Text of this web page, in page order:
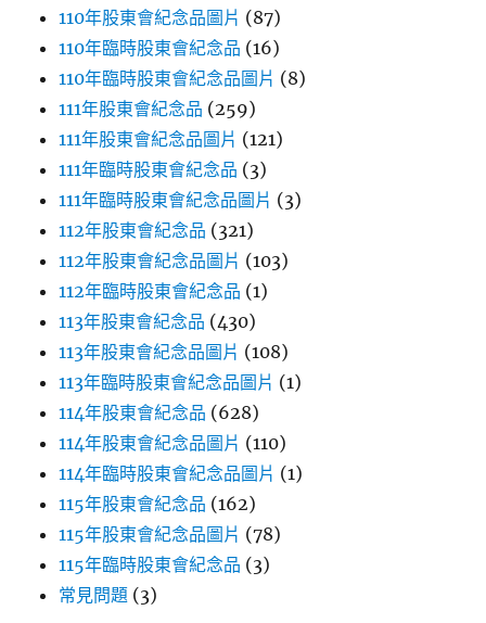
110年股東會紀念品圖片 (87)
110年臨時股東會紀念品 (16)
110年臨時股東會紀念品圖片 (8)
111年股東會紀念品 (259)
111年股東會紀念品圖片 (121)
111年臨時股東會紀念品 (3)
111年臨時股東會紀念品圖片 (3)
112年股東會紀念品 (321)
112年股東會紀念品圖片 (103)
112年臨時股東會紀念品 (1)
113年股東會紀念品 (430)
113年股東會紀念品圖片 (108)
113年臨時股東會紀念品圖片 (1)
114年股東會紀念品 (628)
114年股東會紀念品圖片 (110)
114年臨時股東會紀念品圖片 (1)
115年股東會紀念品 (162)
115年股東會紀念品圖片 (78)
115年臨時股東會紀念品 (3)
常見問題 (3)